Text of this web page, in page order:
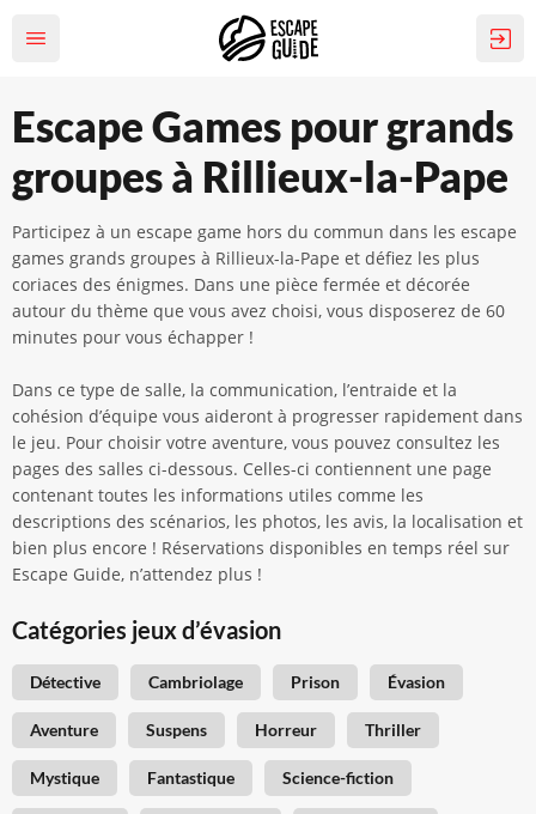
Escape Games pour grands
groupes à Rillieux-la-Pape
Participez à un escape game hors du commun dans les escape
games grands groupes à Rillieux-la-Pape et défiez les plus
coriaces des énigmes. Dans une pièce fermée et décorée
autour du thème que vous avez choisi, vous disposerez de 60
minutes pour vous échapper !
Dans ce type de salle, la communication, l’entraide et la
cohésion d’équipe vous aideront à progresser rapidement dans
le jeu. Pour choisir votre aventure, vous pouvez consultez les
pages des salles ci-dessous. Celles-ci contiennent une page
contenant toutes les informations utiles comme les
descriptions des scénarios, les photos, les avis, la localisation et
bien plus encore ! Réservations disponibles en temps réel sur
Escape Guide, n’attendez plus !
Catégories jeux d’évasion
Détective Cambriolage Prison Évasion
Aventure Suspens Horreur Thriller
Mystique Fantastique Science-fiction